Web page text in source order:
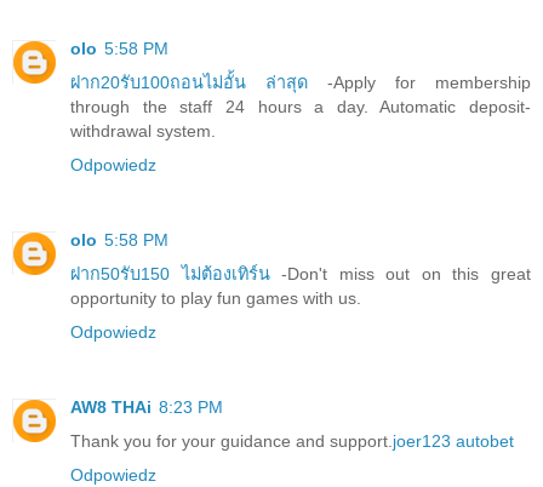
olo 5:58 PM
ฝาก20รับ100ถอนไม่อั้น ล่าสุด -Apply for membership
through the staff 24 hours a day. Automatic deposit-
withdrawal system.
Odpowiedz
olo 5:58 PM
ฝาก50รับ150 ไม่ต้องเทิร์น-Don't miss out on this great
opportunity to play fun games with us.
Odpowiedz
AW8 THAi 8:23 PM
Thank you for your guidance and support.joer123 autobet
Odpowiedz